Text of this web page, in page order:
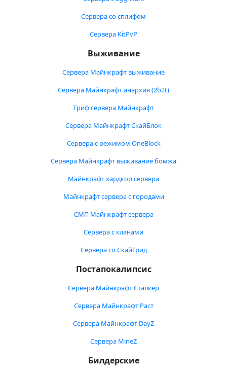
Сервера со сплифом
Сервера KitPvP
Выживание
Сервера Майнкрафт выживание
Сервера Майнкрафт анархия (2b2t)
Гриф сервера Майнкрафт
Сервера Майнкрафт СкайБлок
Сервера с режимом OneBlock
Сервера Майнкрафт выживание бомжа
Майнкрафт хардкор сервера
Майнкрафт сервера с городами
СМП Майнкрафт сервера
Сервера с кланами
Сервера со СкайГрид
Постапокалипсис
Сервера Майнкрафт Сталкер
Сервера Майнкрафт Раст
Сервера Майнкрафт DayZ
Сервера MineZ
Билдерские